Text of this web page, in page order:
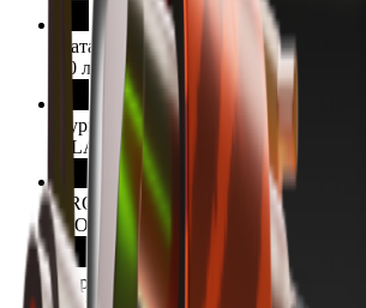
Дата випуску
10 липня 2025 р.
Турнір
BLAST.tv Austin 2025
PRO команда
MOUZ,Team Spirit
Карта
de_mirage